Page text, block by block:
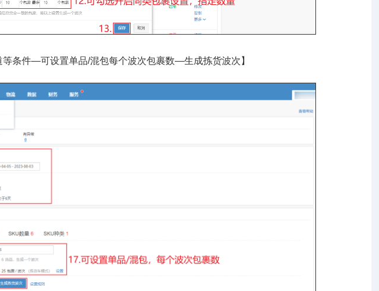
条件—可设置单品/混包每个波次包裹数—生成拣货波次】